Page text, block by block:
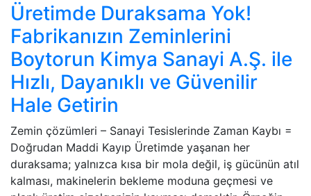
Üretimde Duraksama Yok!
Fabrikanızın Zeminlerini
Boytorun Kimya Sanayi A.Ş. ile
Hızlı, Dayanıklı ve Güvenilir
Hale Getirin
Zemin çözümleri – Sanayi Tesislerinde Zaman Kaybı =
Doğrudan Maddi Kayıp Üretimde yaşanan her
duraksama; yalnızca kısa bir mola değil, iş gücünün atıl
kalması, makinelerin bekleme moduna geçmesi ve